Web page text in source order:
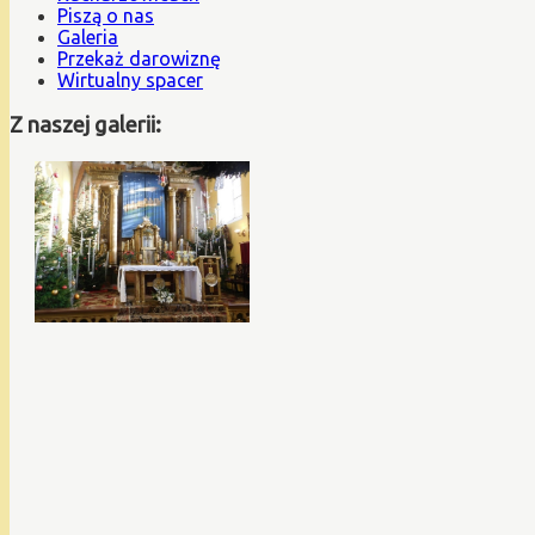
Piszą o nas
Galeria
Przekaż darowiznę
Wirtualny spacer
Z naszej galerii: